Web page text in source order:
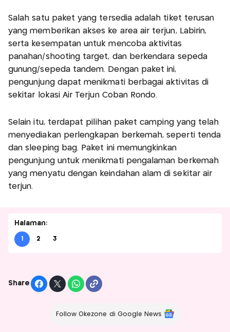
Salah satu paket yang tersedia adalah tiket terusan
yang memberikan akses ke area air terjun, Labirin,
serta kesempatan untuk mencoba aktivitas
panahan/shooting target, dan berkendara sepeda
gunung/sepeda tandem. Dengan paket ini,
pengunjung dapat menikmati berbagai aktivitas di
sekitar lokasi Air Terjun Coban Rondo.
Selain itu, terdapat pilihan paket camping yang telah
menyediakan perlengkapan berkemah, seperti tenda
dan sleeping bag. Paket ini memungkinkan
pengunjung untuk menikmati pengalaman berkemah
yang menyatu dengan keindahan alam di sekitar air
terjun.
Halaman:
1 2 3
Share
Follow Okezone di Google News